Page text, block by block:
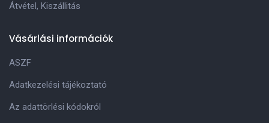
Átvétel, Kiszállitás
Vásárlási információk
ASZF
Adatkezelési tájékoztató
Az adattörlési kódokról